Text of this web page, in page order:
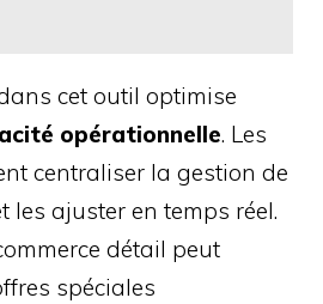
cet outil optimise
opérationnelle. Les
centraliser la gestion de
les ajuster en temps réel.
détail peut
spéciales